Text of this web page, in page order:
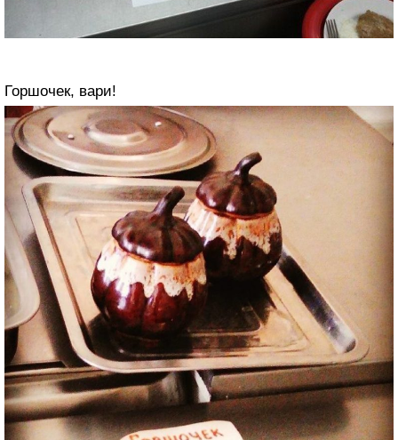
Горшочек, вари!